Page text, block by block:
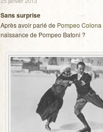
Sans sur­prise
Après avoir parlé de Pom­peo Colona
nais­sance de Pom­peo Batoni ?